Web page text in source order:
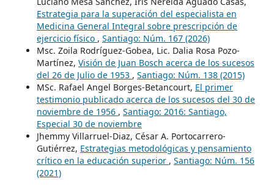
Estrategia para la superación del especialista en
Medicina General Integral sobre prescripción de
ejercicio físico , Santiago: Núm. 167 (2026)
Msc. Zoila Rodríguez-Gobea, Lic. Dalia Rosa Pozo-
Martínez, Visión de Juan Bosch acerca de los sucesos
del 26 de Julio de 1953 , Santiago: Núm. 138 (2015)
MSc. Rafael Angel Borges-Betancourt, El primer
testimonio publicado acerca de los sucesos del 30 de
noviembre de 1956 , Santiago: 2016: Santiago,
Especial 30 de noviembre
Jhemmy Villarruel-Diaz, César A. Portocarrero-
Gutiérrez, Estrategias metodológicas y pensamiento
crítico en la educación superior , Santiago: Núm. 156
(2021)